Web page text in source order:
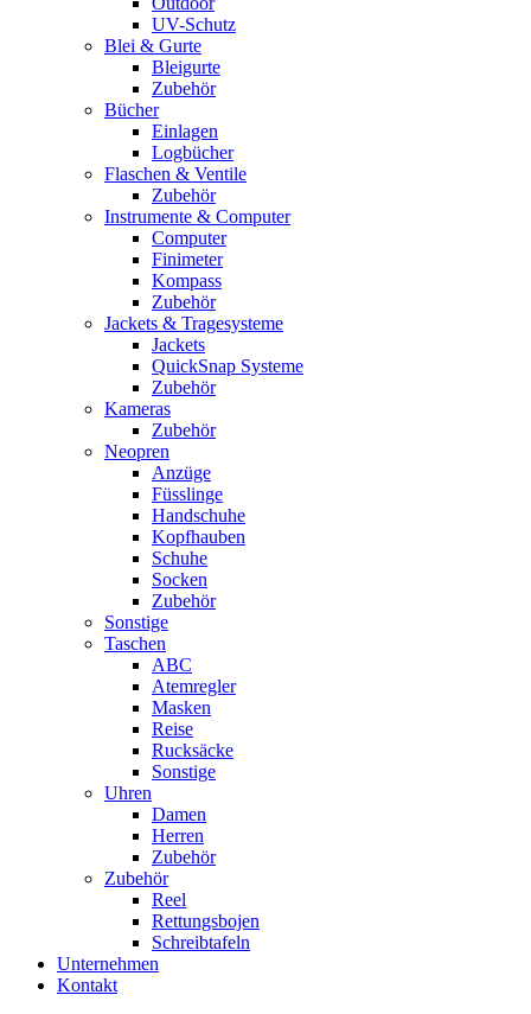
UV-Schutz
Blei & Gurte
Bleigurte
Zubehör
Bücher
Einlagen
Logbücher
Flaschen & Ventile
Zubehör
Instrumente & Computer
Computer
Finimeter
Kompass
Zubehör
Jackets & Tragesysteme
Jackets
QuickSnap Systeme
Zubehör
Kameras
Zubehör
Neopren
Anzüge
Füsslinge
Handschuhe
Kopfhauben
Schuhe
Socken
Zubehör
Sonstige
Taschen
ABC
Atemregler
Masken
Reise
Rucksäcke
Sonstige
Uhren
Damen
Herren
Zubehör
Zubehör
Reel
Rettungsbojen
Schreibtafeln
Unternehmen
Kontakt